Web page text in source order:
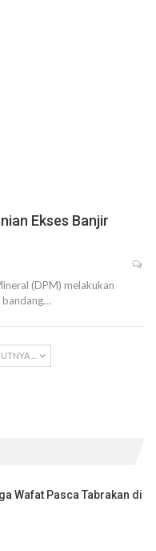
Ekses Banjir
(DPM) melakukan
bandang…
...
Wafat Pasca Tabrakan di